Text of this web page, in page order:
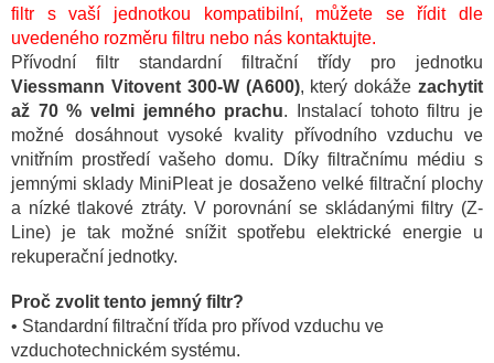
filtr s vaší jednotkou kompatibilní, můžete se řídit dle
uvedeného rozměru filtru nebo nás kontaktujte.
Přívodní filtr standardní filtrační třídy pro jednotku
Viessmann Vitovent 300-W (A600), který dokáže zachytit
až 70 % velmi jemného prachu. Instalací tohoto filtru je
možné dosáhnout vysoké kvality přívodního vzduchu ve
vnitřním prostředí vašeho domu. Díky filtračnímu médiu s
jemnými sklady MiniPleat je dosaženo velké filtrační plochy
a nízké tlakové ztráty. V porovnání se skládanými filtry (Z-
Line) je tak možné snížit spotřebu elektrické energie u
rekuperační jednotky.
Proč zvolit tento jemný filtr?
• Standardní filtrační třída pro přívod vzduchu ve
vzduchotechnickém systému.